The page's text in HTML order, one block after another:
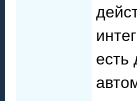
есть